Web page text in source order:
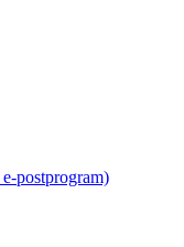
postprogram)